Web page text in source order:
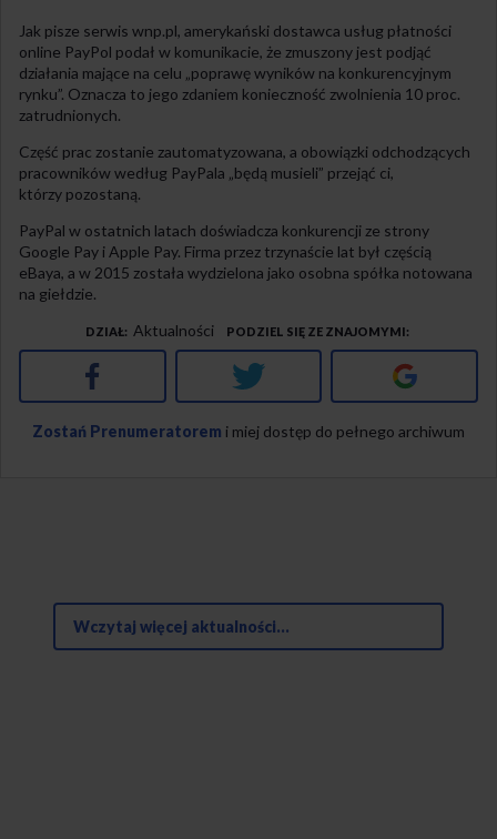
Jak pisze serwis wnp.pl, amerykański dostawca usług płatności
online PayPol podał w komunikacie, że zmuszony jest podjąć
działania mające na celu „poprawę wyników na konkurencyjnym
rynku”. Oznacza to jego zdaniem konieczność zwolnienia 10 proc.
zatrudnionych.
Część prac zostanie zautomatyzowana, a obowiązki odchodzących
pracowników według PayPala „będą musieli” przejąć ci,
którzy pozostaną.
PayPal w ostatnich latach doświadcza konkurencji ze strony
Google Pay i Apple Pay. Firma przez trzynaście lat był częścią
eBaya, a w 2015 została wydzielona jako osobna spółka notowana
na giełdzie.
DZIAŁ Aktualności PODZIEL SIĘ ZE ZNAJOMYMI
Facebook Twitter Google+
Zostań Prenumeratorem i miej dostęp do pełnego archiwum
Wczytaj więcej aktualności...